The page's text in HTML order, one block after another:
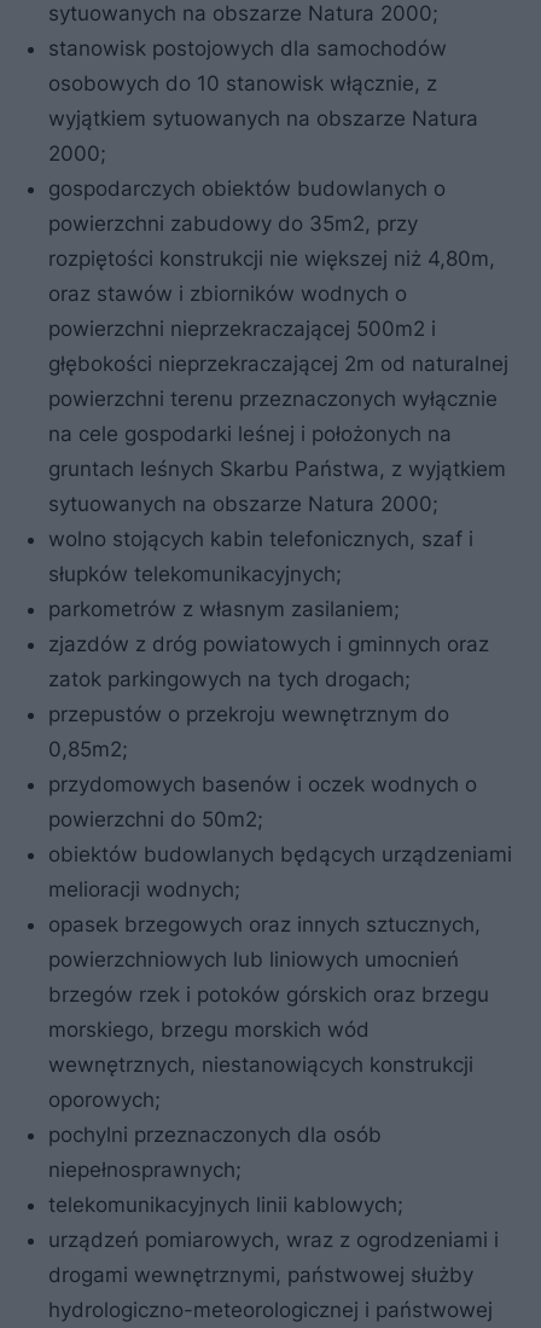
sytuowanych na obszarze Natura 2000;
stanowisk postojowych dla samochodów
osobowych do 10 stanowisk włącznie, z
wyjątkiem sytuowanych na obszarze Natura
2000;
gospodarczych obiektów budowlanych o
powierzchni zabudowy do 35m2, przy
rozpiętości konstrukcji nie większej niż 4,80m,
oraz stawów i zbiorników wodnych o
powierzchni nieprzekraczającej 500m2 i
głębokości nieprzekraczającej 2m od naturalnej
powierzchni terenu przeznaczonych wyłącznie
na cele gospodarki leśnej i położonych na
gruntach leśnych Skarbu Państwa, z wyjątkiem
sytuowanych na obszarze Natura 2000;
wolno stojących kabin telefonicznych, szaf i
słupków telekomunikacyjnych;
parkometrów z własnym zasilaniem;
zjazdów z dróg powiatowych i gminnych oraz
zatok parkingowych na tych drogach;
przepustów o przekroju wewnętrznym do
0,85m2;
przydomowych basenów i oczek wodnych o
powierzchni do 50m2;
obiektów budowlanych będących urządzeniami
melioracji wodnych;
opasek brzegowych oraz innych sztucznych,
powierzchniowych lub liniowych umocnień
brzegów rzek i potoków górskich oraz brzegu
morskiego, brzegu morskich wód
wewnętrznych, niestanowiących konstrukcji
oporowych;
pochylni przeznaczonych dla osób
niepełnosprawnych;
telekomunikacyjnych linii kablowych;
urządzeń pomiarowych, wraz z ogrodzeniami i
drogami wewnętrznymi, państwowej służby
hydrologiczno-meteorologicznej i państwowej